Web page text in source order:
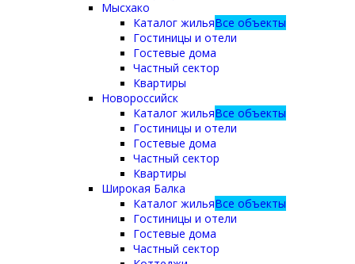
Мысхако
Каталог жильяВсе объекты
Гостиницы и отели
Гостевые дома
Частный сектор
Квартиры
Новороссийск
Каталог жильяВсе объекты
Гостиницы и отели
Гостевые дома
Частный сектор
Квартиры
Широкая Балка
Каталог жильяВсе объекты
Гостиницы и отели
Гостевые дома
Частный сектор